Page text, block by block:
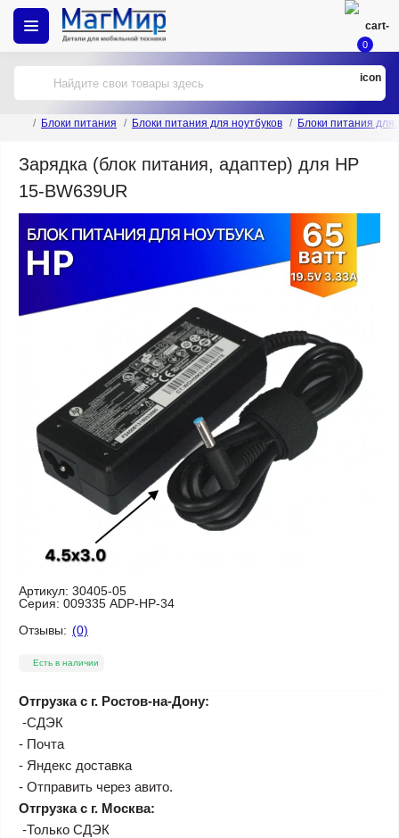
0
Блоки питания Блоки питания для ноутбуков Блоки питания для
Зарядка (блок питания, адаптер) для HP
15-BW639UR
Артикул: 30405-05
Серия: 009335 ADP-HP-34
Отзывы: (0)
Есть в наличии
Отгрузка с г. Ростов-на-Дону:
-СДЭК
- Почта
- Яндекс доставка
- Отправить через авито.
Отгрузка с г. Москва:
-Только СДЭК